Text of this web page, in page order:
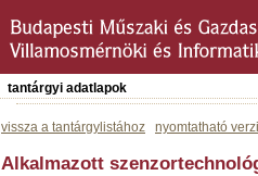
tantárgyi adatlapok
vissza a tantárgylistához nyomtatható
Alkalmazott